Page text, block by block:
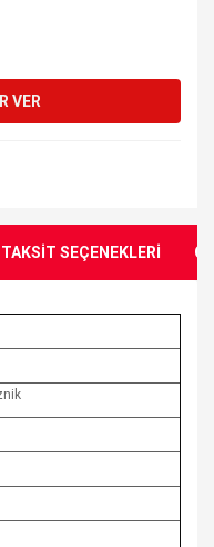
VER
TAKSİT SEÇENEKLERİ